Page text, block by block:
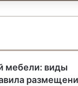
мебели: виды